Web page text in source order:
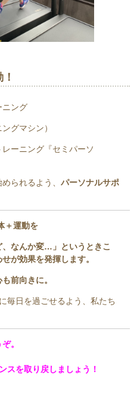
ニング
グマシン）
ーニング『セミパーソ
られるよう、 パーソナルサポ
＋運動を
、なんか変…」というときこ
が効果を発揮します。
も前向きに。
毎日を過ごせるよう、私たち
。
スを取り戻しましょう！